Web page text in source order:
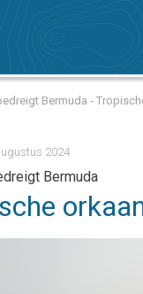
Bermuda -
2024
Bermuda